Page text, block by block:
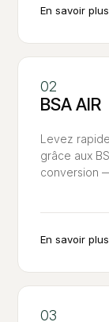
En savoir plus
BSA AIR
Levez
grâce aux
conversion
En savoir plus